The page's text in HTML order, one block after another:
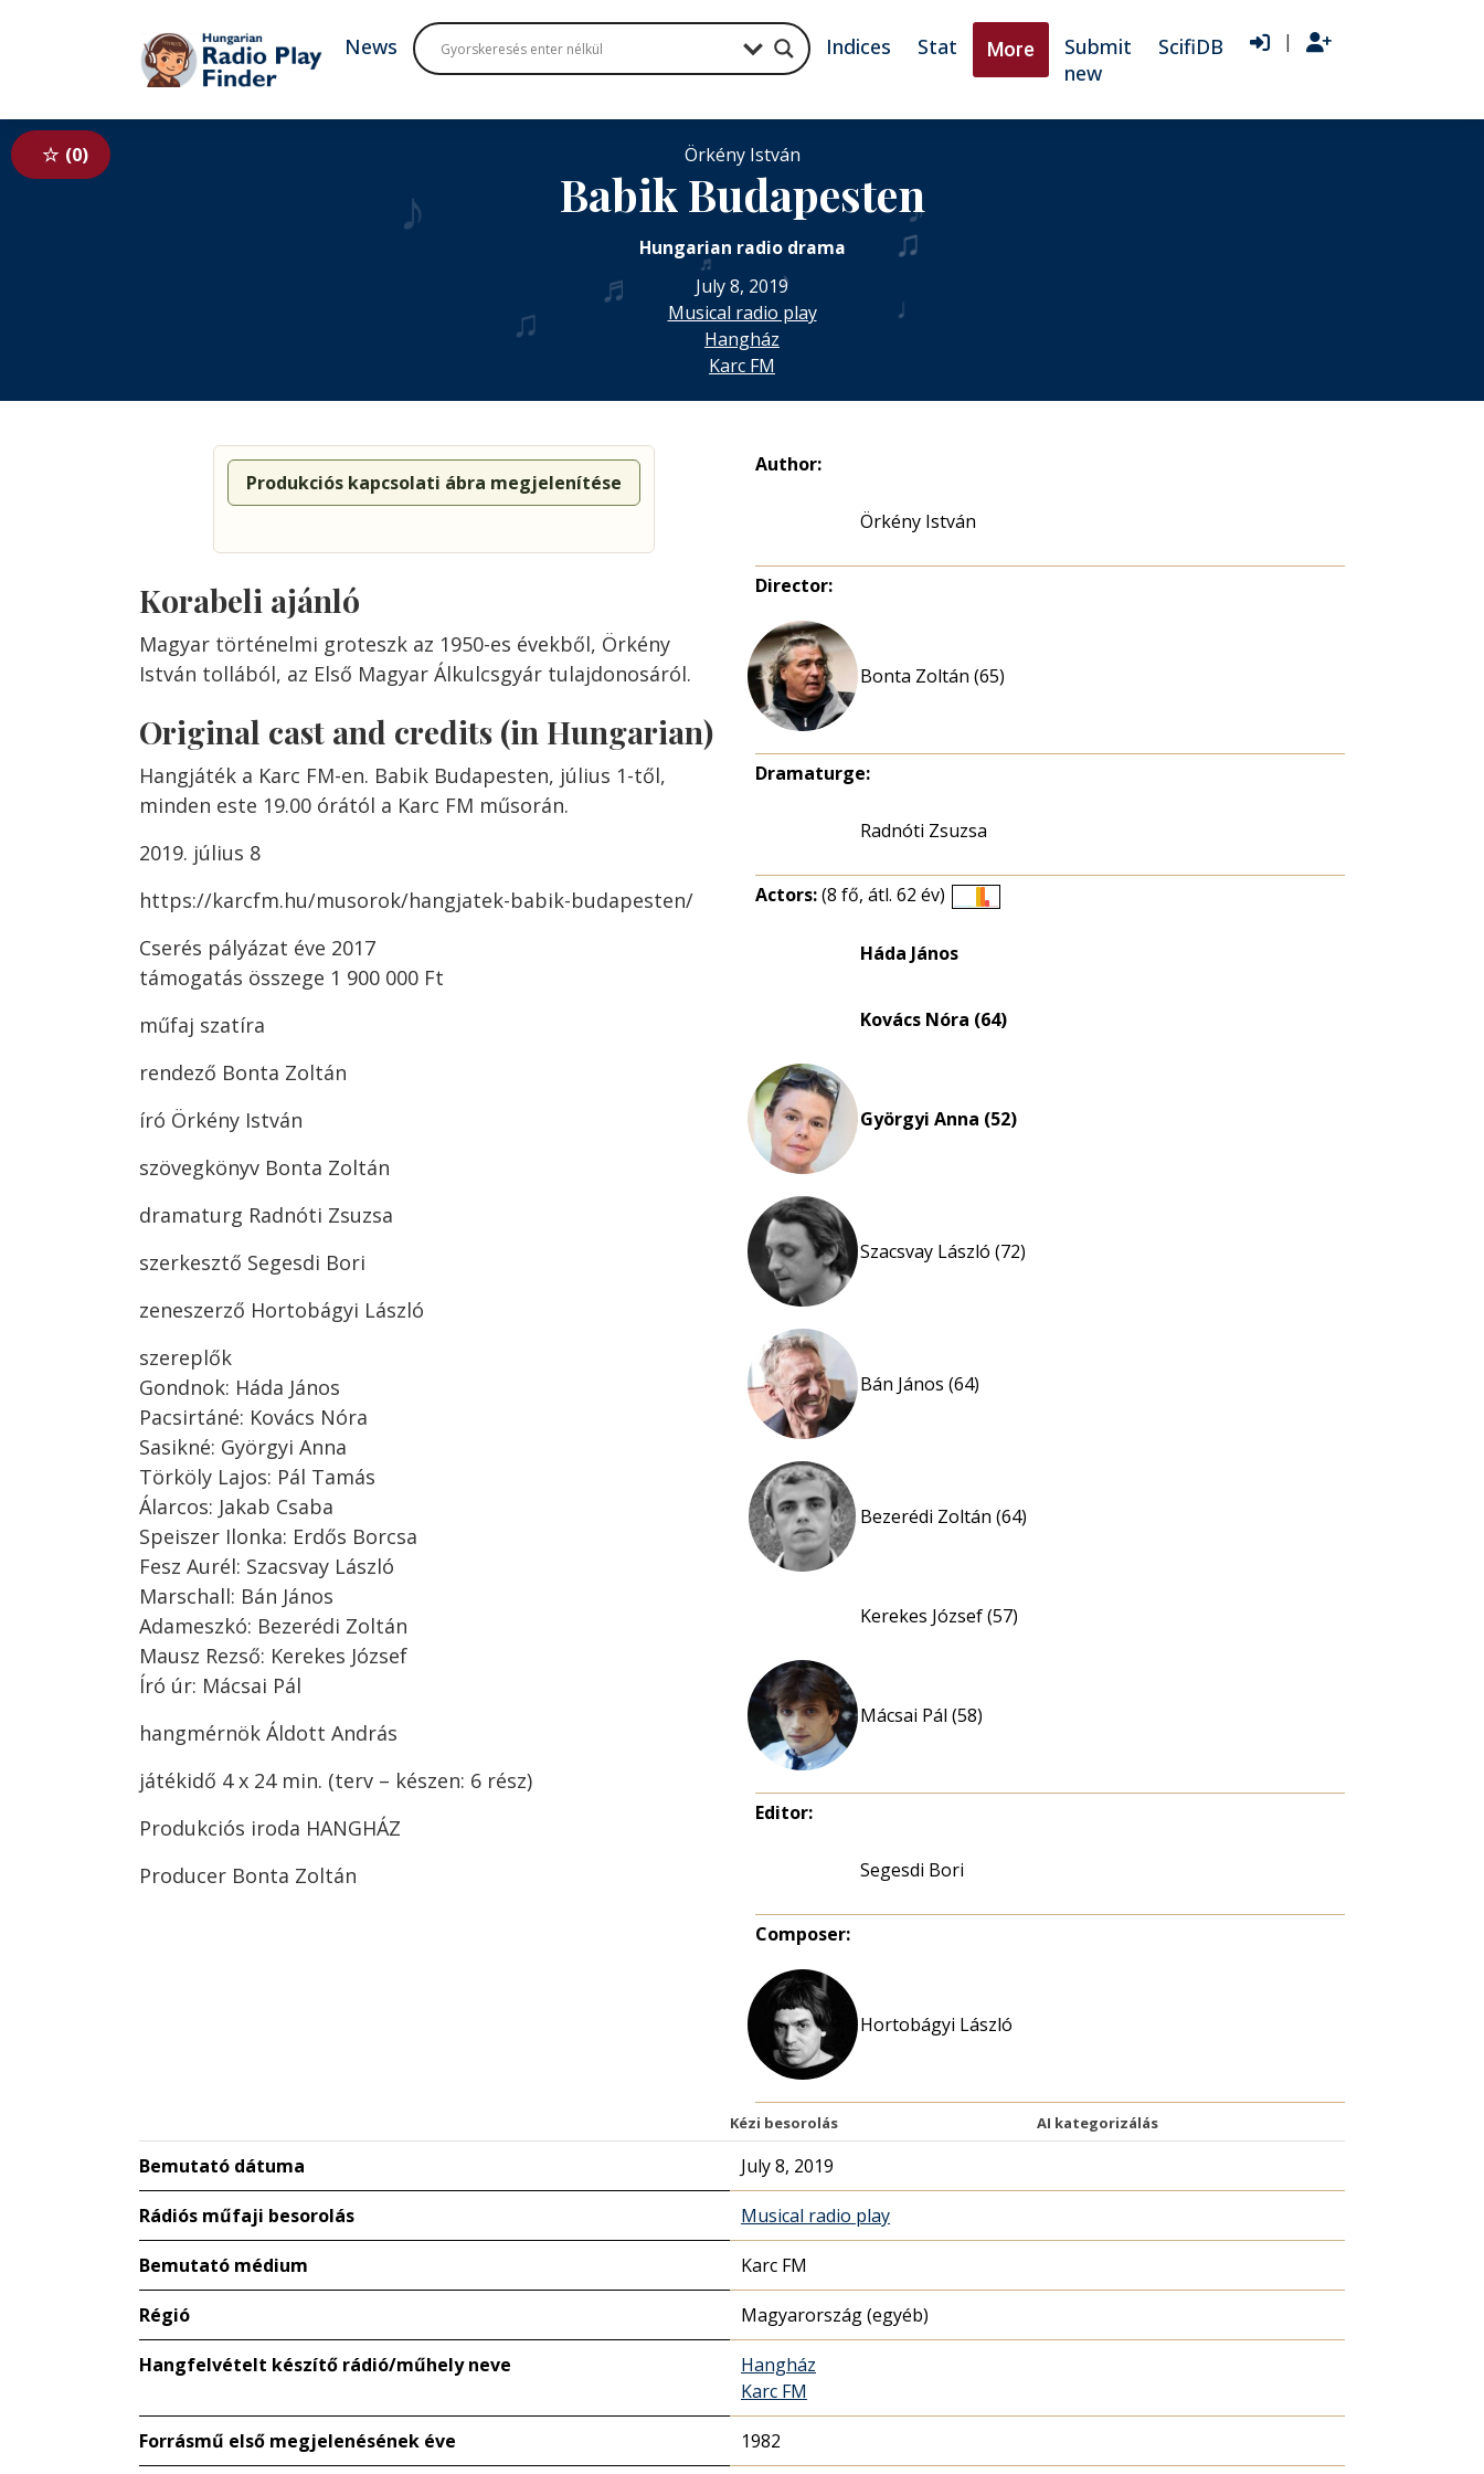
News Indices Stat More
Submit
new
ScifiDB |
0
♫
♬
♪
Örkény István
Babik Budapesten
Hungarian radio drama
July 8, 2019
Musical radio play
Hangház
Karc FM
Produkciós kapcsolati ábra megjelenítése
Korabeli ajánló
Magyar történelmi groteszk az 1950-es évekből, Örkény
István tollából, az Első Magyar Álkulcsgyár tulajdonosáról.
Original cast and credits (in Hungarian)
Hangjáték a Karc FM-en. Babik Budapesten, július 1-től,
minden este 19.00 órától a Karc FM műsorán.
2019. július 8
https://karcfm.hu/musorok/hangjatek-babik-budapesten/
Cserés pályázat éve 2017
támogatás összege 1 900 000 Ft
műfaj szatíra
rendező Bonta Zoltán
író Örkény István
szövegkönyv Bonta Zoltán
dramaturg Radnóti Zsuzsa
szerkesztő Segesdi Bori
zeneszerző Hortobágyi László
szereplők
Gondnok: Háda János
Pacsirtáné: Kovács Nóra
Sasikné: Györgyi Anna
Törköly Lajos: Pál Tamás
Álarcos: Jakab Csaba
Speiszer Ilonka: Erdős Borcsa
Fesz Aurél: Szacsvay László
Marschall: Bán János
Adameszkó: Bezerédi Zoltán
Mausz Rezső: Kerekes József
Író úr: Mácsai Pál
hangmérnök Áldott András
játékidő 4 x 24 min. (terv – készen: 6 rész)
Produkciós iroda HANGHÁZ
Producer Bonta Zoltán
Author:
Örkény István
Director:
Bonta Zoltán (65)
Dramaturge:
Radnóti Zsuzsa
Actors:(8 fő, átl. 62 év)
Háda János
Kovács Nóra (64)
Györgyi Anna (52)
Szacsvay László (72)
Bán János (64)
Bezerédi Zoltán (64)
Kerekes József (57)
Mácsai Pál (58)
Editor:
Segesdi Bori
Composer:
Hortobágyi László
Kézi besorolás AI kategorizálás
Bemutató dátuma July 8, 2019
Rádiós műfaji besorolás Musical radio play
Bemutató médium Karc FM
Régió Magyarország (egyéb)
Hangfelvételt készítő rádió/műhely neve
Hangház
Karc FM
Forrásmű első megjelenésének éve 1982